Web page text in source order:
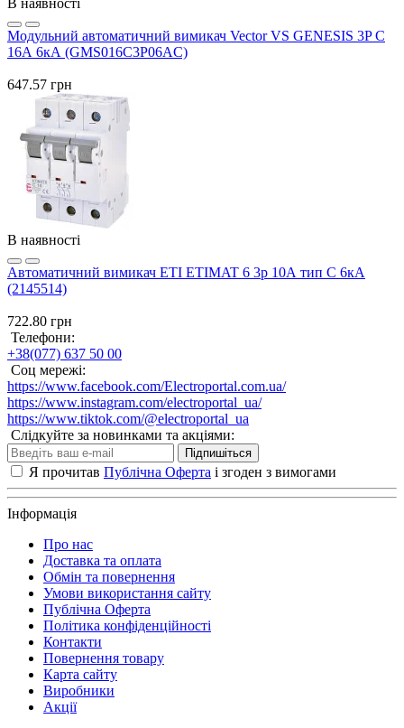
Модульний автоматичний вимикач Vector VS GENESIS 3P C
16А 6кА (GMS016C3P06AC)
647.57 грн
В наявності
Автоматичний вимикач ETI ETIMAT 6 3p 10А тип C 6кА
(2145514)
722.80 грн
Телефони:
+38(077) 637 50 00
Соц мережі:
https://www.facebook.com/Electroportal.com.ua/
https://www.instagram.com/electroportal_ua/
https://www.tiktok.com/@electroportal_ua
Слідкуйте за новинками та акціями:
Підпишіться
Я прочитав Публічна Оферта і згоден з вимогами
Інформація
Про нас
Доставка та оплата
Обмін та повернення
Умови використання сайту
Публічна Оферта
Політика конфіденційності
Контакти
Повернення товару
Карта сайту
Виробники
Акції